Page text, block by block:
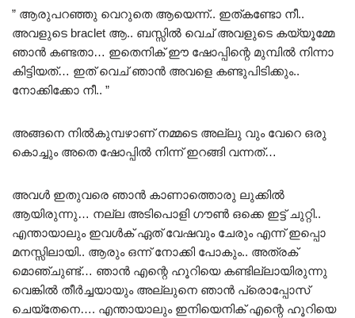
” ആരുപറഞ്ഞു വെറുതെ ആയെന്ന്.. ഇത്കണ്ടോ നീ..
അവളുടെ braclet ആ.. ബസ്സിൽ വെച് അവളുടെ കയ്യൂമ്മേ
ഞാൻ കണ്ടതാ… ഇതെനിക് ഈ ഷോപ്പിന്റെ മുമ്പിൽ നിന്നാ
കിട്ടിയത്… ഇത് വെച് ഞാൻ അവളെ കണ്ടുപിടിക്കും..
നോക്കിക്കോ നീ.. ”
അങ്ങനെ നിൽകുമ്പഴാണ് നമ്മടെ അല്ലു വും വേറെ ഒരു
കൊച്ചും അതെ ഷോപ്പിൽ നിന്ന് ഇറങ്ങി വന്നത്…
അവൾ ഇതുവരെ ഞാൻ കാണാത്തൊരു ലുക്കിൽ
ആയിരുന്നു… നല്ല അടിപൊളി ഗൗൺ ഒക്കെ ഇട്ട് ചുറ്റി..
എന്തായാലും ഇവൾക് ഏത് വേഷവും ചേരും എന്ന് ഇപ്പൊ
മനസ്സിലായി.. ആരും ഒന്ന് നോക്കി പോകും.. അത്രക്
മൊഞ്ചുണ്ട്… ഞാൻ എന്റെ ഹൂറിയെ കണ്ടില്ലായിരുന്നു
വെങ്കിൽ തീർച്ചയായും അല്ലുനെ ഞാൻ പ്രൊപ്പോസ്
ചെയ്തേനെ…. എന്തായാലും ഇനിയെനിക് എന്റെ ഹൂറിയെ